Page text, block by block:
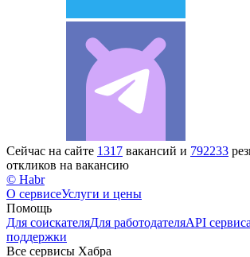
Сейчас на сайте 1317 вакансий и 792233
откликов на вакансию
© Habr
О сервисеУслуги и цены
Помощь
Для соискателяДля работодателяAPI сервиса
поддержки
Все сервисы Хабра